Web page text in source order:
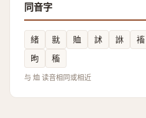
同音字
緒 㞊 賉 訹 䛙 䙒
昫
稸
与 烅 读音相同或相近